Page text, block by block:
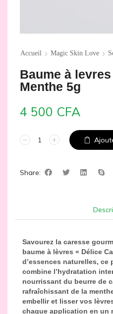
Accueil Magic Skin Love
Baume à
Menthe 5g
4 500 CFA
Share:
Savourez la caresse
baume à lèvres « Délice
d’essences naturelles,
combine l’hydratation
nourrissant du beurre de
rafraîchissant de la
embellir et lisser vos
chaque application en un